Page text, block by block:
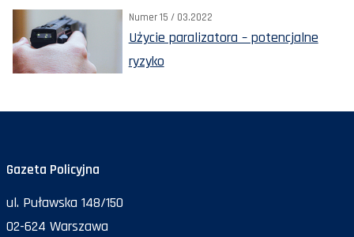
Numer 15 / 03.2022
Użycie paralizatora – potencjalne
ryzyko
Gazeta Policyjna
ul. Puławska 148/150
02-624 Warszawa